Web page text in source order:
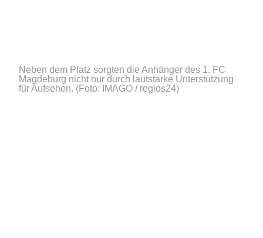
Neben dem Platz sorgten die Anhänger des 1. FC
Magdeburg nicht nur durch lautstarke Unterstützung
für Aufsehen. (Foto: IMAGO / regios24)